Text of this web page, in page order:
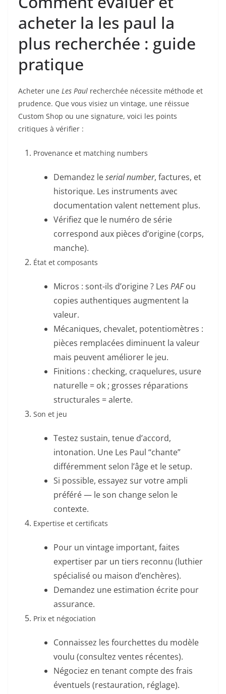
acheter la les paul la
plus recherchée : guide
pratique
Acheter une Les Paul recherchée nécessite méthode et
prudence. Que vous visiez un vintage, une réissue
Custom Shop ou une signature, voici les points
critiques à vérifier :
Provenance et matching numbers
Demandez leserial number, factures, et
historique. Les instruments avec
documentation valent nettement plus.
Vérifiez que le numéro de série
correspond aux pièces d’origine (corps,
manche).
État et composants
Micros : sont-ils d’origine ? Les PAFou
copies authentiques augmentent la
valeur.
Mécaniques, chevalet, potentiomètres :
pièces remplacées diminuent la valeur
mais peuvent améliorer le jeu.
Finitions : checking, craquelures, usure
naturelle = ok ; grosses réparations
structurales = alerte.
Son et jeu
Testez sustain, tenue d’accord,
intonation. Une Les Paul “chante”
différemment selon l’âge et le setup.
Si possible, essayez sur votre ampli
préféré — le son change selon le
contexte.
Expertise et certificats
Pour un vintage important, faites
expertiser par un tiers reconnu (luthier
spécialisé ou maison d’enchères).
Demandez une estimation écrite pour
assurance.
Prix et négociation
Connaissez les fourchettes du modèle
voulu (consultez ventes récentes).
Négociez en tenant compte des frais
éventuels (restauration, réglage).